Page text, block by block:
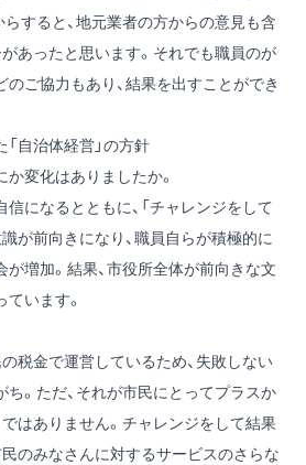
すると、地元業者の方からの意見も含
あったと思います。それでも職員のが
ご協力もあり、結果を出すことができ
自治体経営」の方針
変化はありましたか。
になるとともに、「チャレンジをして
が前向きになり、職員自らが積極的に
増加。結果、市役所全体が前向きな文
います。
税金で運営しているため、失敗しない
。ただ、それが市民にとってプラスか
はありません。チャレンジをして結果
のみなさんに対するサービスのさらな